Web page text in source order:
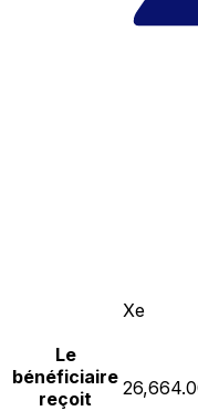
Xe
Le
bénéficiaire
reçoit